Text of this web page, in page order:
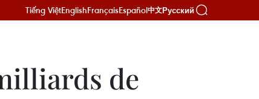
Tiếng ViệtEnglishFrançaisEspañol中文Русский
de